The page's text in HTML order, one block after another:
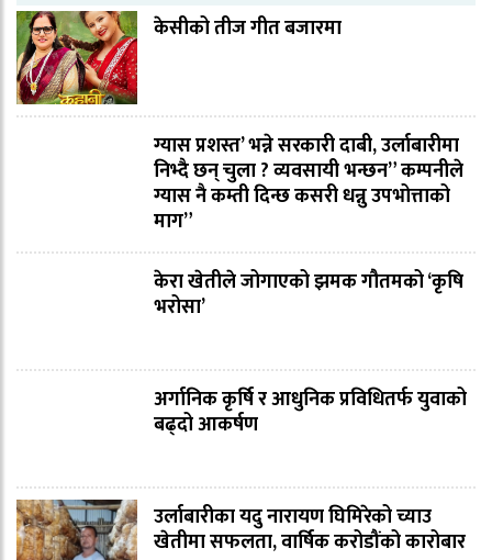
केसीको तीज गीत बजारमा
ग्यास प्रशस्त’ भन्ने सरकारी दाबी, उर्लाबारीमा
निभ्दै छन् चुला ? व्यवसायी भन्छन” कम्पनीले
ग्यास नै कम्ती दिन्छ कसरी धन्नु उपभोत्ताको
माग”
केरा खेतीले जोगाएको झमक गौतमको ‘कृषि
भरोसा’
अर्गानिक कृर्षि र आधुनिक प्रविधितर्फ युवाको
बढ्दो आकर्षण
उर्लाबारीका यदु नारायण घिमिरेको च्याउ
खेतीमा सफलता, वार्षिक करोडौंको कारोबार